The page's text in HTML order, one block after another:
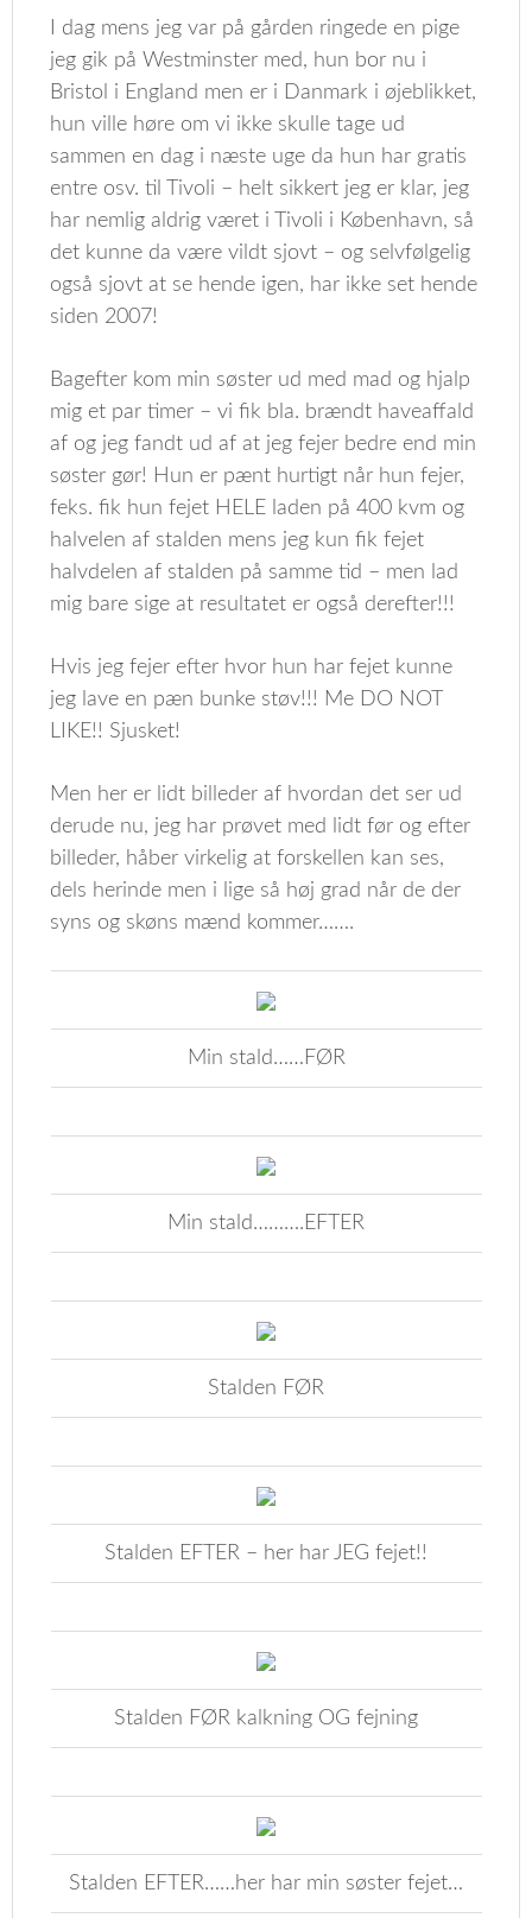
I dag mens jeg var på gården ringede en pige
jeg gik på Westminster med, hun bor nu i
Bristol i England men er i Danmark i øjeblikket,
hun ville høre om vi ikke skulle tage ud
sammen en dag i næste uge da hun har gratis
entre osv. til Tivoli – helt sikkert jeg er klar, jeg
har nemlig aldrig været i Tivoli i København, så
det kunne da være vildt sjovt – og selvfølgelig
også sjovt at se hende igen, har ikke set hende
siden 2007!
Bagefter kom min søster ud med mad og hjalp
mig et par timer – vi fik bla. brændt haveaffald
af og jeg fandt ud af at jeg fejer bedre end min
søster gør! Hun er pænt hurtigt når hun fejer,
feks. fik hun fejet HELE laden på 400 kvm og
halvelen af stalden mens jeg kun fik fejet
halvdelen af stalden på samme tid – men lad
mig bare sige at resultatet er også derefter!!!
Hvis jeg fejer efter hvor hun har fejet kunne
jeg lave en pæn bunke støv!!! Me DO NOT
LIKE!! Sjusket!
Men her er lidt billeder af hvordan det ser ud
derude nu, jeg har prøvet med lidt før og efter
billeder, håber virkelig at forskellen kan ses,
dels herinde men i lige så høj grad når de der
syns og skøns mænd kommer…….
Min stald……FØR
Min stald……….EFTER
Stalden FØR
Stalden EFTER – her har JEG fejet!!
Stalden FØR kalkning OG fejning
Stalden EFTER……her har min søster fejet…